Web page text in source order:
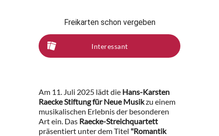
Freikarten schon vergeben
Interessant
Am 11. Juli 2025 lädt die Hans-Karsten
Raecke Stiftung für Neue Musikzu einem
musikalischen Erlebnis der besonderen
Art ein. Das Raecke-Streichquartett
präsentiert unter dem Titel "Romantik